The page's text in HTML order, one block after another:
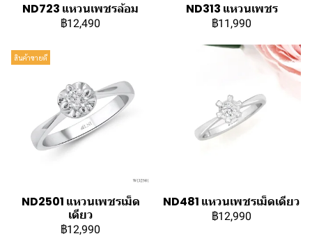
ND723 แหวนเพชรล้อม
฿12,490
ND313 แหวนเพชร
฿11,990
สินค้าขายดี
ND2501 แหวนเพชรเม็ด
เดียว
฿12,990
ND481 แหวนเพชรเม็ดเดียว
฿12,990